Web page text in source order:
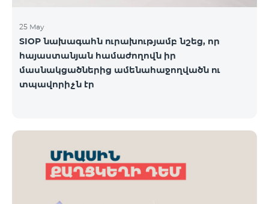
25 May
SIOP նախագահն ուրախությամբ նշեց, որ
հայաստանյան համաժողովն իր
մասնակցածներից ամենահաջողվածն ու
տպավորիչն էր